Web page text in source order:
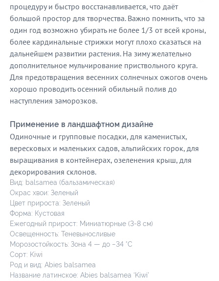
процедуру и быстро восстанавливается, что даёт
большой простор для творчества. Важно помнить, что за
один год возможно убирать не более 1/3 от всей кроны,
более кардинальные стрижки могут плохо сказаться на
дальнейшем развитии растения. На зиму желательно
дополнительное мульчирование приствольного круга.
Для предотвращения весенних солнечных ожогов очень
хорошо проводить осенний обильный полив до
наступления заморозков.
Применение в ландшафтном дизайне
Одиночные и групповые посадки, для каменистых,
вересковых и маленьких садов, альпийских горок, для
выращивания в контейнерах, озеленения крыш, для
декорирования склонов.
Вид: balsamea (бальзамическая)
Окрас хвои: Зеленый
Цвет прироста: Зеленый
Форма: Кустовая
Ежегодный прирост: Миниатюрные (3-8 см)
Освещенность: Теневыносливые
Морозостойкость: Зона 4 — до −34 °C
Сорт: Kiwi
Род и вид: Abies balsamea
Название латинское: Abies balsamea ‘Kiwi’